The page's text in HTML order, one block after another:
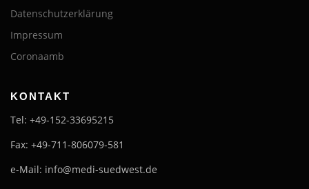
Datenschutzerklärung
Impressum
Coronaamb
KONTAKT
Tel: +49-152-33695215
Fax: +49-711-806079-581
e-Mail: info@medi-suedwest.de